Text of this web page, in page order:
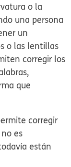
o la
una persona
un
o las lentillas
corregir los
que
corregir
es
están